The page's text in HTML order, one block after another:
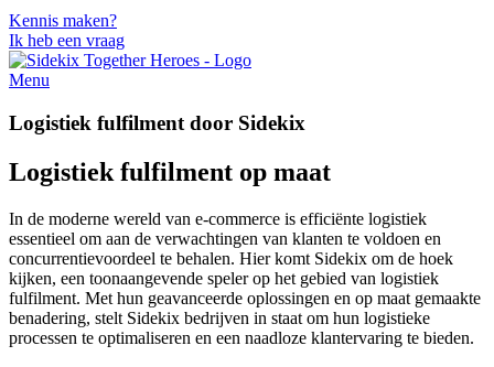
Kennis maken?
Ik heb een vraag
Menu
Logistiek fulfilment door Sidekix
Logistiek fulfilment op maat
In de moderne wereld van e-commerce is efficiënte logistiek
essentieel om aan de verwachtingen van klanten te voldoen en
concurrentievoordeel te behalen. Hier komt Sidekix om de hoek
kijken, een toonaangevende speler op het gebied van logistiek
fulfilment. Met hun geavanceerde oplossingen en op maat gemaakte
benadering, stelt Sidekix bedrijven in staat om hun logistieke
processen te optimaliseren en een naadloze klantervaring te bieden.